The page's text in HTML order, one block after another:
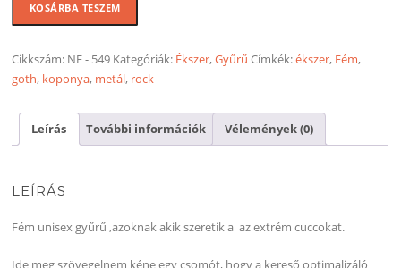
gyűrű
mennyiség
KOSÁRBA TESZEM
Cikkszám: NE - 549 Kategóriák: Ékszer,Gyűrű Címkék:ékszer, Fém,
goth, koponya, metál, rock
Leírás További információk Vélemények (0)
LEÍRÁS
Fém unisex gyűrű ,azoknak akik szeretik a az extrém cuccokat.
Ide meg szövegelnem kéne egy csomót, hogy a kereső optimalizáló